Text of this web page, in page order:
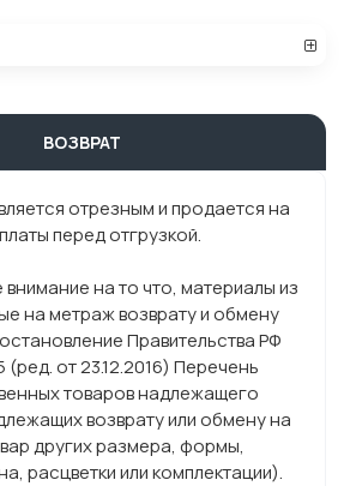
ВОЗВРАТ
отрезным и продается на
перед отгрузкой.
на то что, материалы из
на метраж возврату и обмену
Правительства РФ
(ред. от 23.12.2016) Перечень
товаров надлежащего
возврату или обмену на
других размера, формы,
расцветки или комплектации).